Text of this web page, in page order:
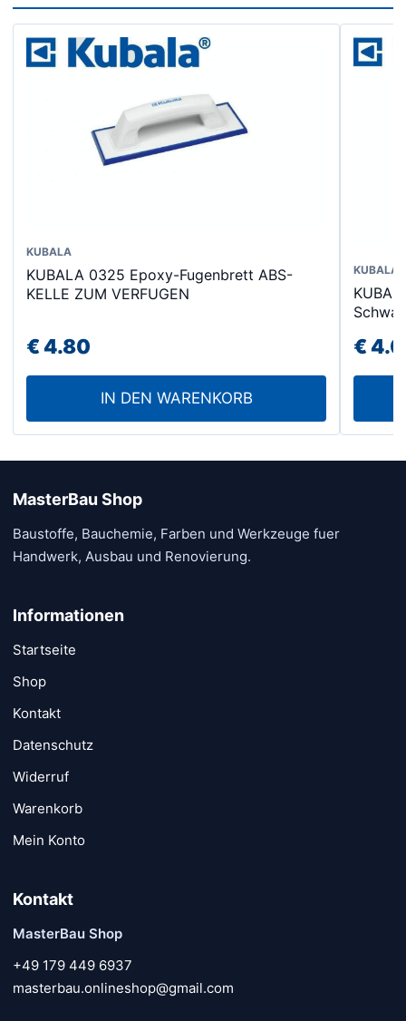
KUBALA
KUBALA 0325 Epoxy-Fugenbrett ABS-
KELLE ZUM VERFUGEN
€4.80
IN DEN WARENKORB
KUBALA
€
MasterBau Shop
Baustoffe, Bauchemie, Farben und Werkzeuge fuer
Handwerk, Ausbau und Renovierung.
Informationen
Startseite
Shop
Kontakt
Datenschutz
Widerruf
Warenkorb
Mein Konto
Kontakt
MasterBau Shop
+49 179 449 6937
masterbau.onlineshop@gmail.com